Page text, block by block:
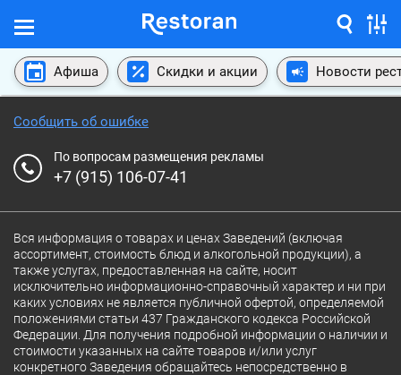
Афиша Скидки и акции Новости
Сообщить об ошибке
По вопросам размещения рекламы
+7 (915) 106-07-41
Вся информация о товарах и ценах Заведений (включая
ассортимент, стоимость блюд и алкогольной продукции), а
также услугах, предоставленная на сайте, носит
исключительно информационно-справочный характер и ни при
каких условиях не является публичной офертой, определяемой
положениями статьи 437 Гражданского кодекса Российской
Федерации. Для получения подробной информации о наличии и
стоимости указанных на сайте товаров и/или услуг
конкретного Заведения обращайтесь непосредственно в